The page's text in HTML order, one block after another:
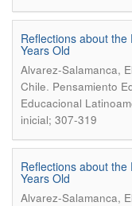
Reflections about
Years Old
Alvarez-Salamanca,
Chile. Pensamiento
Educacional
inicial; 307-319
Reflections about
Years Old
Alvarez-Salamanca,